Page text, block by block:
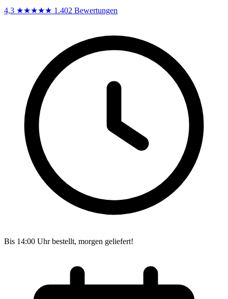
4,3 ★★★★★ 1.402 Bewertungen
Bis 14:00 Uhr bestellt, morgen geliefert!